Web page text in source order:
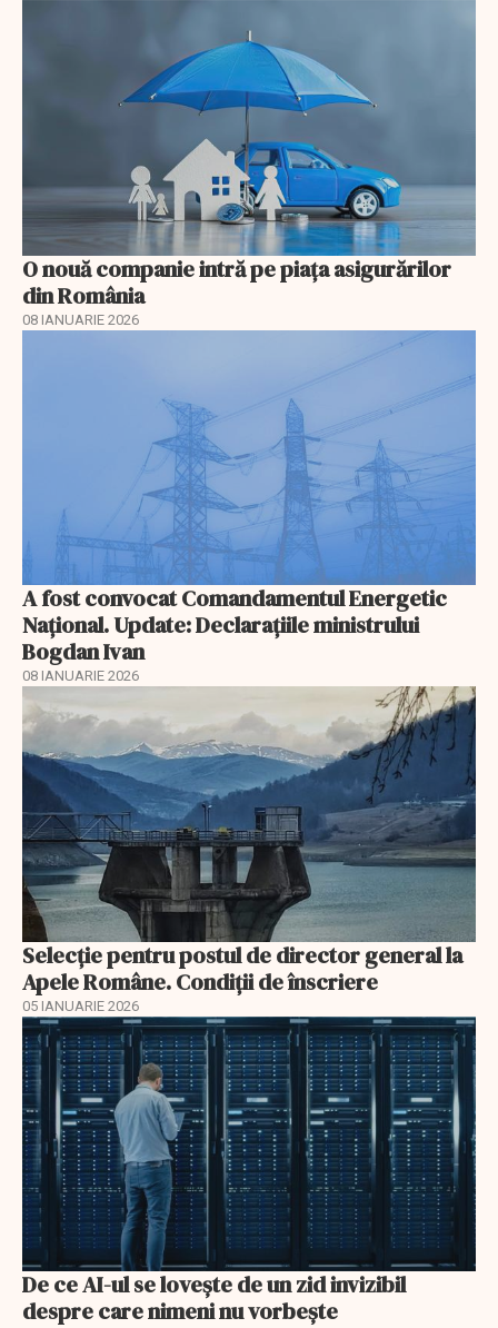
O nouă companie intră pe piața asigurărilor
din România
08 IANUARIE 2026
A fost convocat Comandamentul Energetic
Naţional. Update: Declaraţiile ministrului
Bogdan Ivan
08 IANUARIE 2026
Selecţie pentru postul de director general la
Apele Române. Condiţii de înscriere
05 IANUARIE 2026
De ce AI-ul se lovește de un zid invizibil
despre care nimeni nu vorbește